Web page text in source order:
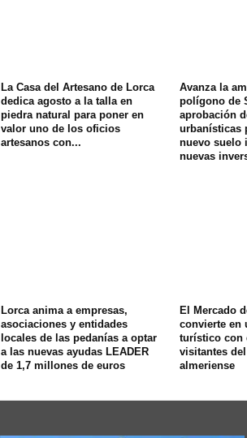
La Casa del Artesano de Lorca
dedica agosto a la talla en
piedra natural para poner en
valor uno de los oficios
artesanos con...
Avanza la
polígono de
aprobación
urbanísticas
nuevo suelo
nuevas
Lorca anima a empresas,
asociaciones y entidades
locales de las pedanías a optar
a las nuevas ayudas LEADER
de 1,7 millones de euros
El Mercado
convierte en
turístico con
visitantes
almeriense